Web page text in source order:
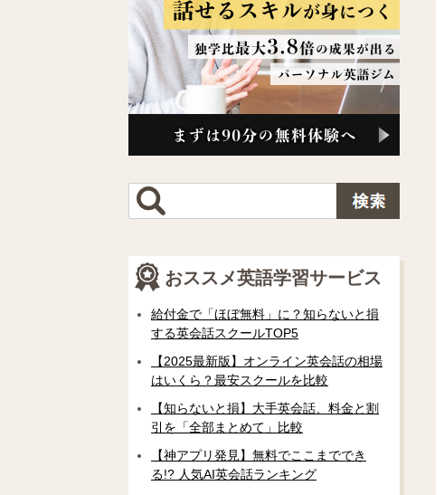
おススメ英語学習サービス
給付金で「ほぼ無料」に？知らないと損
する英会話スクールTOP5
【2025最新版】オンライン英会話の相場
はいくら？最安スクールを比較
【知らないと損】大手英会話、料金と割
引を「全部まとめて」比較
【神アプリ発見】無料でここまででき
る!? 人気AI英会話ランキング